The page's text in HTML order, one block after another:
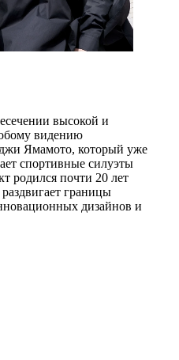
высокой и
видению
Ямамото, который уже
спортивные силуэты
родился почти 20 лет
границы
дизайнов и